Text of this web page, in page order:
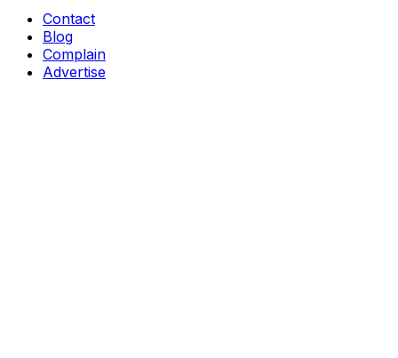
Contact
Blog
Complain
Advertise